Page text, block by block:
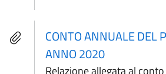
CONTO ANNUALE DEL
ANNO 2020